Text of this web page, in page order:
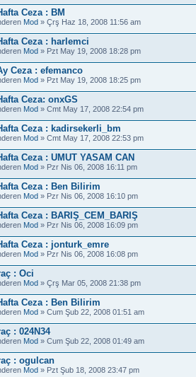
Ceza : BM
Mod » Çrş Haz 18, 2008 11:56 am
Ceza : harlemci
Mod » Pzt May 19, 2008 18:28 pm
Ceza : efemanco
Mod » Pzt May 19, 2008 18:25 pm
Ceza: onxGS
Mod » Cmt May 17, 2008 22:54 pm
Ceza : kadirsekerli_bm
Mod » Cmt May 17, 2008 22:53 pm
Ceza : UMUT YASAM CAN
Mod » Pzr Nis 06, 2008 16:11 pm
Ceza : Ben Bilirim
Mod » Pzr Nis 06, 2008 16:10 pm
Ceza : BARIŞ_CEM_BARIŞ
Mod » Pzr Nis 06, 2008 16:09 pm
Ceza : jonturk_emre
Mod » Pzr Nis 06, 2008 16:08 pm
: Oci
Mod » Çrş Mar 05, 2008 21:38 pm
Ceza : Ben Bilirim
Mod » Cum Şub 22, 2008 01:51 am
: 024N34
Mod » Cum Şub 22, 2008 01:49 am
: ogulcan
Mod » Pzt Şub 18, 2008 23:47 pm